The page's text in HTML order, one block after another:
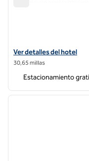
Ver detalles del hotel
Ver detalles del hotel
30,65 millas
Estacionamiento
1 de 11